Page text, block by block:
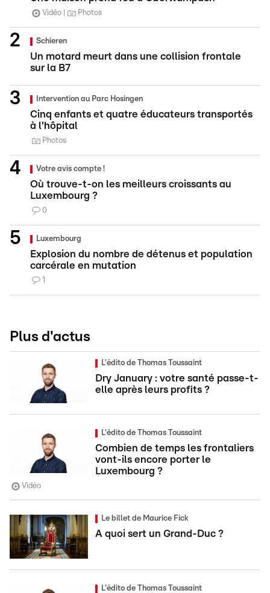
Vidéo Photos
Schieren
Un motard meurt dans une collision frontale
sur la B7
Intervention au Parc Hosingen
Cinq enfants et quatre éducateurs transportés
à l'hôpital
Photos
Votre avis compte !
Où trouve-t-on les meilleurs croissants au
Luxembourg ?
0
Luxembourg
Explosion du nombre de détenus et population
carcérale en mutation
1
Plus d'actus
L'édito de Thomas Toussaint
Dry January : votre santé passe-t-
elle après leurs profits ?
L'édito de Thomas Toussaint
Combien de temps les frontaliers
vont-ils encore porter le
Luxembourg ?
Vidéo
Le billet de Maurice Fick
A quoi sert un Grand-Duc ?
L'édito de Thomas Toussaint